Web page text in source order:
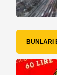
BUNLARI